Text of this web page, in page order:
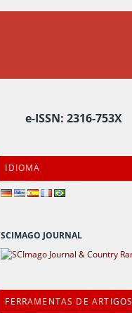
e-ISSN: 2316-753X
IDIOMA
SCIMAGO JOURNAL
FERRAMENTAS DE ARTIGOS